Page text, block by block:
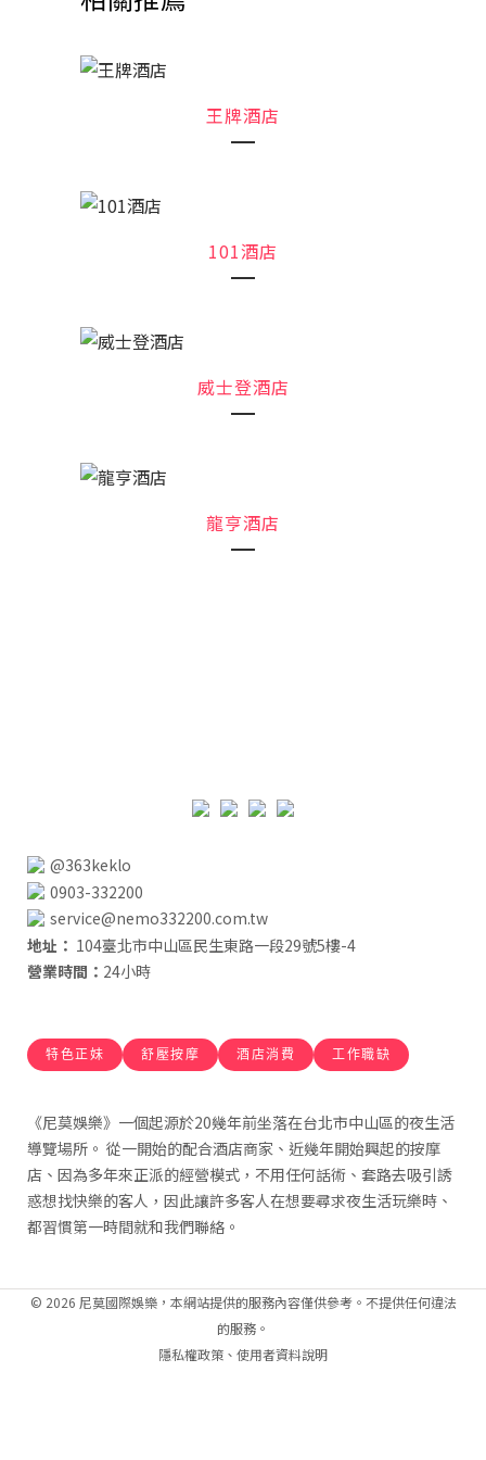
王牌酒店
101酒店
威士登酒店
龍亨酒店
@363keklo
0903-332200
service@nemo332200.com.tw
地址： 104臺北市中山區民生東路一段29號5樓-4
營業時間： 24小時
特色正妹 舒壓按摩 酒店消費 工作職缺
《尼莫娛樂》一個起源於20幾年前坐落在台北市中山區的夜生活
導覽場所。 從一開始的配合酒店商家、近幾年開始興起的按摩
店、因為多年來正派的經營模式，不用任何話術、套路去吸引誘
惑想找快樂的客人，因此讓許多客人在想要尋求夜生活玩樂時、
都習慣第一時間就和我們聯絡。
© 2026 尼莫國際娛樂，本網站提供的服務內容僅供參考。不提供任何違法
的服務。
隱私權政策 、 使用者資料說明